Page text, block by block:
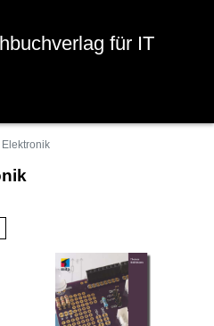
für IT
Elektronik